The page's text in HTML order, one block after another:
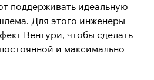
поддерживать идеальную
Для этого инженеры
Вентури, чтобы сделать
и максимально